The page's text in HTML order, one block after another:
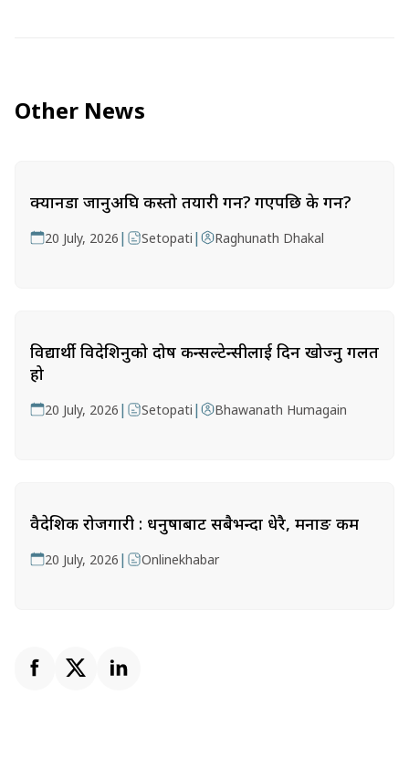
Other News
क्यानडा जानुअघि कस्तो तयारी गर्ने? गएपछि के गर्ने?
20 July, 2026 | Setopati | Raghunath Dhakal
विद्यार्थी विदेशिनुको दोष कन्सल्टेन्सीलाई दिन खोज्नु गलत
हो
20 July, 2026 | Setopati | Bhawanath Humagain
वैदेशिक रोजगारी : धनुषाबाट सबैभन्दा धेरै, मनाङ कम
20 July, 2026 | Onlinekhabar